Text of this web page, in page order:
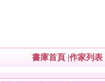
書庫首頁 作家列表